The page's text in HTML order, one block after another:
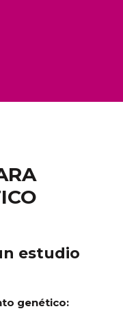
estudio
genético: